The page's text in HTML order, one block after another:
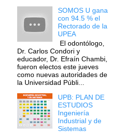
SOMOS U gana
con 94.5 % el
Rectorado de la
UPEA
El odontólogo,
Dr. Carlos Condori y
educador, Dr. Efraín Chambi,
fueron electos este jueves
como nuevas autoridades de
la Universidad Públi...
UPB: PLAN DE
ESTUDIOS
Ingeniería
Industrial y de
Sistemas